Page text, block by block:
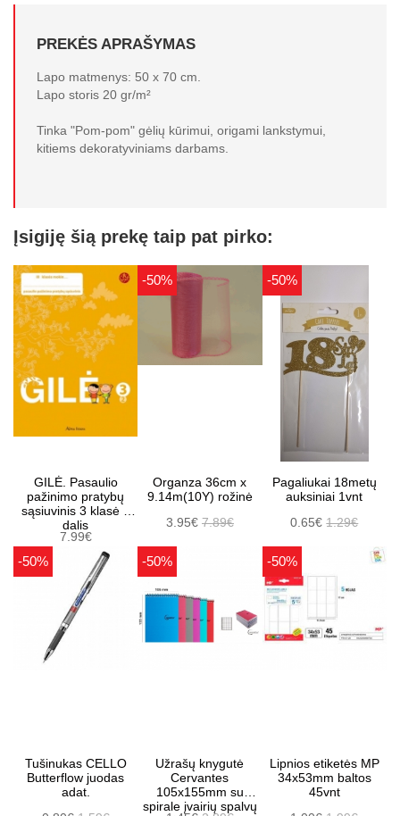
PREKĖS APRAŠYMAS
Lapo matmenys: 50 x 70 cm.
Lapo storis 20 gr/m²
Tinka "Pom-pom" gėlių kūrimui, origami lankstymui,
kitiems dekoratyviniams darbams.
Įsigiję šią prekę taip pat pirko:
GILĖ. Pasaulio
pažinimo pratybų
sąsiuvinis 3 klasė 2
dalis
7.99€
-50%
Organza 36cm x
9.14m(10Y) rožinė
3.95€ 7.89€
-50%
Pagaliukai 18metų
auksiniai 1vnt
0.65€1.29€
-50%
Tušinukas CELLO
Butterflow juodas
adat.
-50%
Užrašų knygutė
Cervantes
105x155mm su
spirale įvairių spalvų
-50%
Lipnios etiketės MP
34x53mm baltos
45vnt